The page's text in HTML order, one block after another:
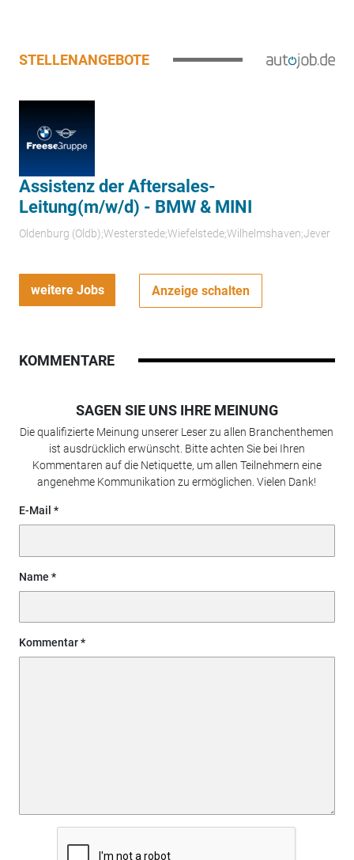
STELLENANGEBOTE
Assistenz der Aftersales-
Leitung(m/w/d) - BMW & MINI
Oldenburg (Oldb);Westerstede;Wiefelstede;Wilhelmshaven;Jever
weitere Jobs Anzeige schalten
KOMMENTARE
SAGEN SIE UNS IHRE MEINUNG
Die qualifizierte Meinung unserer Leser zu allen Branchenthemen
ist ausdrücklich erwünscht. Bitte achten Sie bei Ihren
Kommentaren auf die Netiquette, um allen Teilnehmern eine
angenehme Kommunikation zu ermöglichen. Vielen Dank!
E-Mail
Name
Kommentar